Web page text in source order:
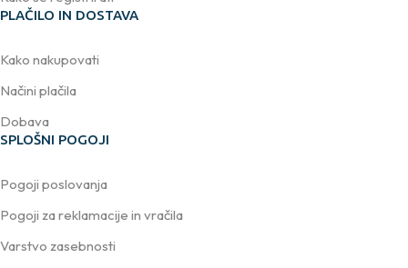
PLAČILO IN DOSTAVA
Kako nakupovati
Načini plačila
Dobava
SPLOŠNI POGOJI
Pogoji poslovanja
Pogoji za reklamacije in vračila
Varstvo zasebnosti